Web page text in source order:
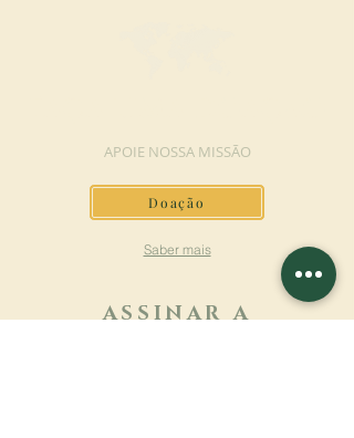
APOIE NOSSA MISSÃO
Doação
Saber mais
ASSINAR A